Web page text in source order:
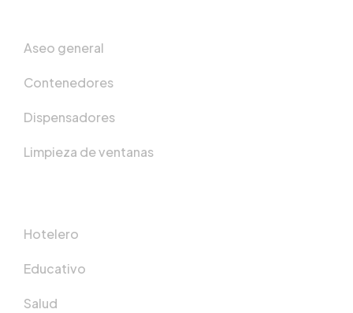
Aseo general
Contenedores
Dispensadores
Limpieza de ventanas
Hotelero
Educativo
Salud